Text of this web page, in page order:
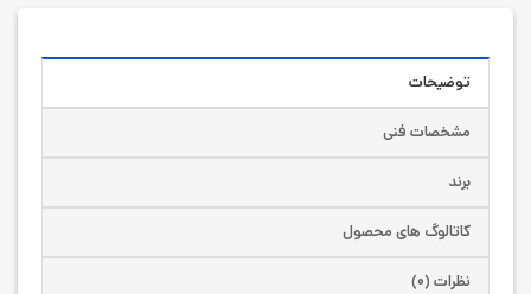
توضیحات
مشخصات فنی
برند
کاتالوگ های محصول
نظرات (۰)